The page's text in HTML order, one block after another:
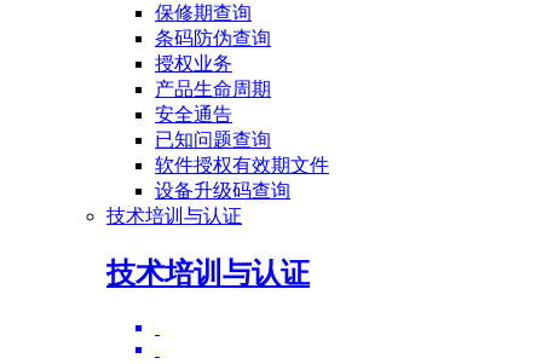
保修期查询
条码防伪查询
授权业务
产品生命周期
安全通告
已知问题查询
软件授权有效期文件
设备升级码查询
技术培训与认证
技术培训与认证